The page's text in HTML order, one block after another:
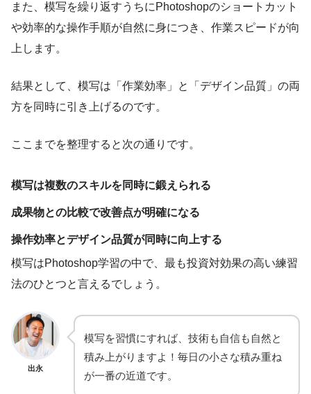
また、模写を繰り返すうちにPhotoshopのショートカット
や効率的な操作手順が自然に身につき、作業スピードが向
上します。
結果として、模写は「作業効率」と「デザイン品質」の両
方を同時に引き上げるのです。
ここまでを整理すると次の通りです。
模写は複数のスキルを同時に鍛えられる
成果物との比較で改善点が明確になる
操作効率とデザイン品質が同時に向上する
模写はPhotoshop学習の中で、最も投資対効果の高い練習
法のひとつと言えるでしょう。
出永
模写を習慣にすれば、技術も自信も自然と
積み上がりますよ！毎日の小さな積み重ね
が一番の近道です。